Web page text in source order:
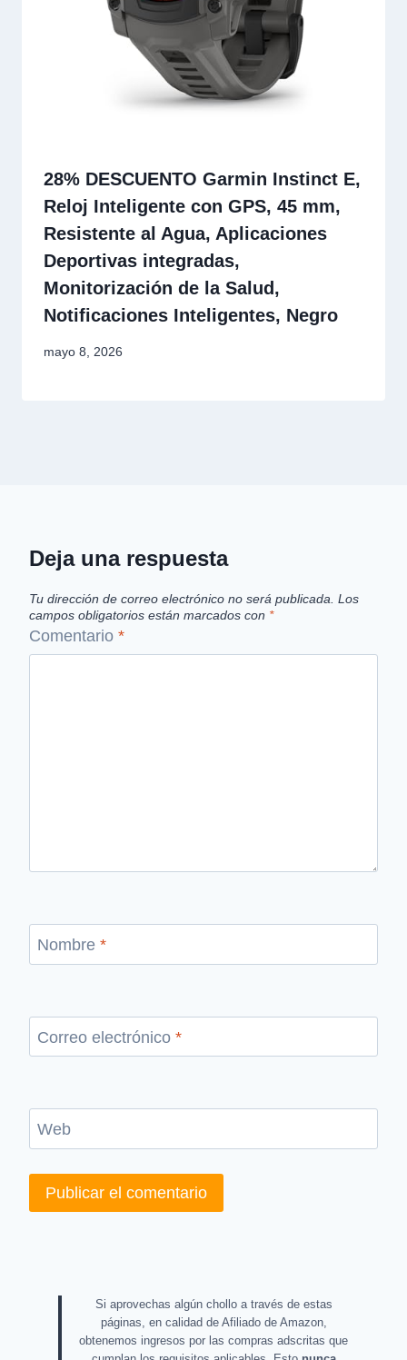
28% DESCUENTO Garmin Instinct E,
Reloj Inteligente con GPS, 45 mm,
Resistente al Agua, Aplicaciones
Deportivas integradas,
Monitorización de la Salud,
Notificaciones Inteligentes, Negro
mayo 8, 2026
Deja una respuesta
Tu dirección de correo electrónico no será publicada. Los
campos obligatorios están marcados con *
Comentario *
Nombre *
Correo electrónico *
Web
Si aprovechas algún chollo a través de estas
páginas, en calidad de Afiliado de Amazon,
obtenemos ingresos por las compras adscritas que